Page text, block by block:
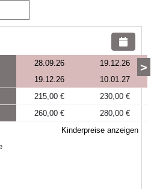
>
28.09.26
19.12.26
19.12.26
10.01.27
215,00 €
230,00 €
260,00 €
280,00 €
Kinderpreise anzeigen